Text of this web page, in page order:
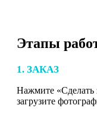
Этапы
1. ЗАКАЗ
Нажмите «Сделать
загрузите